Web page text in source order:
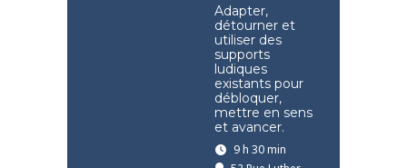
Adapter,
détourner et
utiliser des
supports
ludiques
existants pour
débloquer,
mettre en sens
et avancer.
9 h 30 min